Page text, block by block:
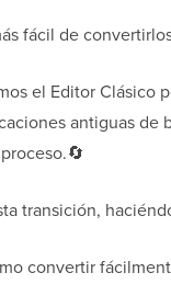
fácil de
el Editor Clásico
antiguas de
transición,
convertir